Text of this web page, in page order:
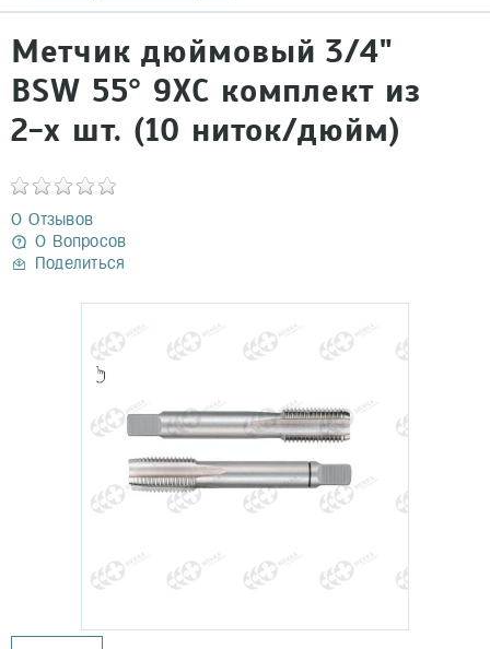
Метчик дюймовый 3/4"
BSW 55° 9ХС комплект из
2-х шт. (10 ниток/дюйм)
0 Отзывов
0 Вопросов
Поделиться